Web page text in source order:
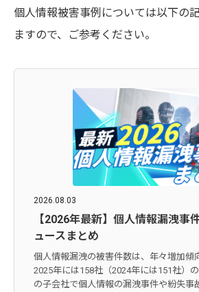
個人情報被害事例については以下の
ますので、ご参考ください。
2026.08.03
【2026年最新】個人情報漏洩事
ュースまとめ
個人情報漏洩の被害件数は、年々増加傾
2025年には158社（2024年には151社）
の子会社で個人情報の漏洩事件や紛失事